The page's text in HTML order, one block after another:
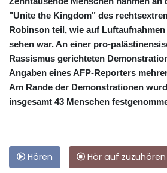
"Unite the Kingdom" des
Robinson teil, wie auf
sehen war. An einer pro-
Rassismus gerichteten
Angaben eines AFP-Reporters
Am Rande der Demonstrationen
insgesamt 43 Menschen
Hören Hör auf zuzuhören